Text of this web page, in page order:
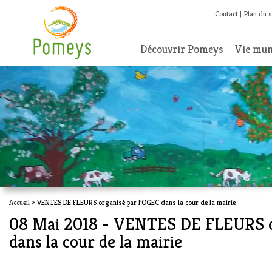
Contact Plan du
Découvrir Pomeys Vie
Accueil > VENTES DE FLEURS organisé par l’OGEC dans la cour de la mairie
08 Mai 2018 - VENTES DE FLEURS
dans la cour de la mairie